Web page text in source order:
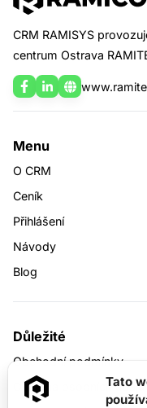
Tato
CRM RAMISYS
centrum Ostrava
Menu
O CRM
Ceník
Přihlášení
Návody
Blog
Důležité
Obchodní podmínky
Ochrana osobních údajů
nutnosti
Demo data jsou
Pokud pak
Vám zůstanou.